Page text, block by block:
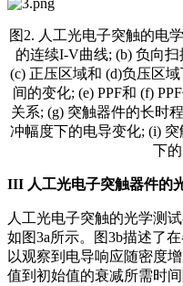
图2. 人工光电子突触的电
的连续I-V曲线; (b) 负向
(c) 正压区域和 (d)负压区
间的变化; (e) PPF和 (f)
关系; (g) 突触器件的长时
冲幅度下的电导变化; (i)
下的
III 人工光电子突触器件的
人工光电子突触的光学测
如图3a所示。图3b描述了
以观察到电导响应随密度
值到初始值的衰减所需时